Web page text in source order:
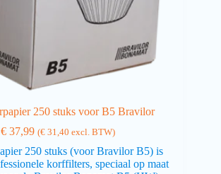
250 stuks voor B5 Bravilor
€ 37,99 (€ 31,40 excl. BTW)
250 stuks (voor Bravilor B5) is
korffilters, speciaal op maat